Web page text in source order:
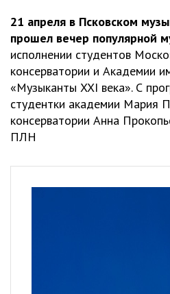
21 апреля в Псковском
прошел вечер популярной
исполнении студентов
консерватории и Академии
«Музыканты XXI века». С
студентки академии Мария
консерватории Анна
ПЛН